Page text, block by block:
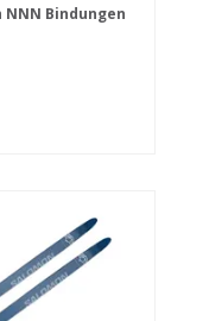
NNN Bindungen